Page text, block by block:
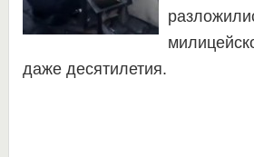
даже десятилетия.